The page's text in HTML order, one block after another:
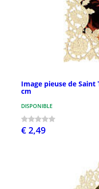
Image pieuse de
cm
DISPONIBLE
€ 2,49